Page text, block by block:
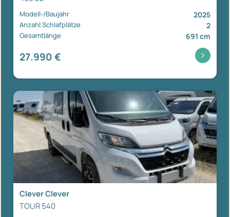
Modell-/Baujahr 2025
Anzahl Schlafplätze 2
Gesamtlänge 691 cm
27.990 €
Clever Clever
TOUR 540